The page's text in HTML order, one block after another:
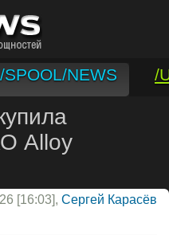
/SPOOL/NEWS
/
Alloy
[16:03], Сергей Карасёв